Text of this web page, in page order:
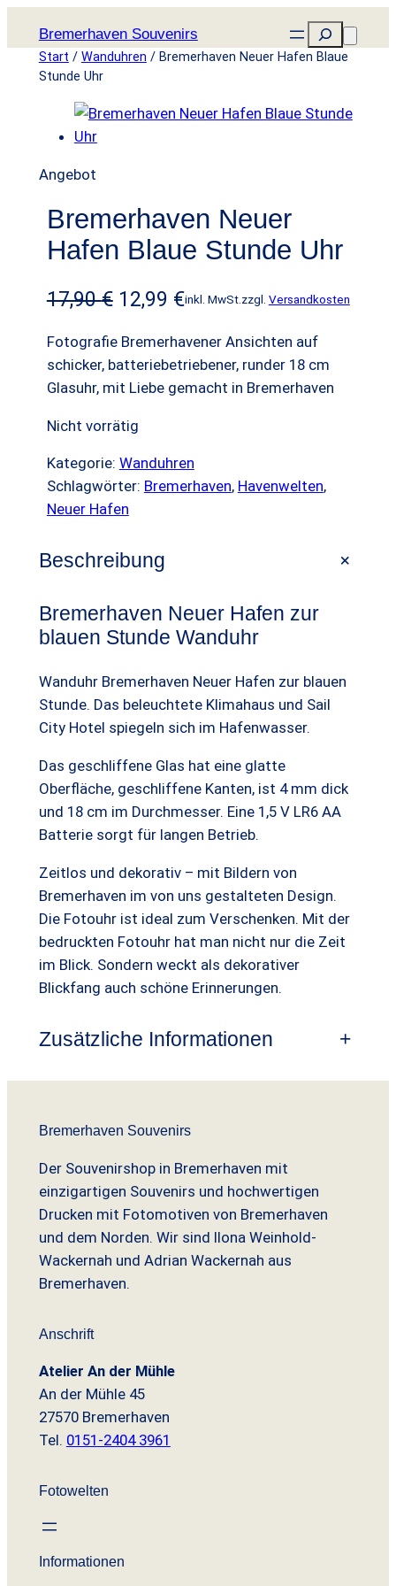
Inhalt
springen
Bremerhaven Souvenirs Suchen
Start / Wanduhren / Bremerhaven Neuer Hafen Blaue
Stunde Uhr
AngebotP
o
d
u
g
b
o
t
Bremerhaven Neuer
Hafen Blaue Stunde Uhr
17,90€ U
s
p
r
ü
n
g
l
c
h
r
P
r
e
i
w
a
r
:
7
0
€
12,99 €A
t
u
l
r
e
s
i
s
t
:
2
,
9
9
€
inkl. MwSt. zzgl. Versandkosten
Fotografie Bremerhavener Ansichten auf
schicker, batteriebetriebener, runder 18 cm
Glasuhr, mit Liebe gemacht in Bremerhaven
Nicht vorrätig
Kategorie: Wanduhren
Schlagwörter: Bremerhaven, Havenwelten,
Neuer Hafen
Beschreibung +
Bremerhaven Neuer Hafen zur
blauen Stunde Wanduhr
Wanduhr Bremerhaven Neuer Hafen zur blauen
Stunde. Das beleuchtete Klimahaus und Sail
City Hotel spiegeln sich im Hafenwasser.
Das geschliffene Glas hat eine glatte
Oberfläche, geschliffene Kanten, ist 4 mm dick
und 18 cm im Durchmesser. Eine 1,5 V LR6 AA
Batterie sorgt für langen Betrieb.
Zeitlos und dekorativ – mit Bildern von
Bremerhaven im von uns gestalteten Design.
Die Fotouhr ist ideal zum Verschenken. Mit der
bedruckten Fotouhr hat man nicht nur die Zeit
im Blick. Sondern weckt als dekorativer
Blickfang auch schöne Erinnerungen.
Zusätzliche Informationen +
Bremerhaven Souvenirs
Der Souvenirshop in Bremerhaven mit
einzigartigen Souvenirs und hochwertigen
Drucken mit Fotomotiven von Bremerhaven
und dem Norden. Wir sind Ilona Weinhold-
Wackernah und Adrian Wackernah aus
Bremerhaven.
Anschrift
Atelier An der Mühle
An der Mühle 45
27570 Bremerhaven
Tel. 0151-2404 3961
Fotowelten
Informationen